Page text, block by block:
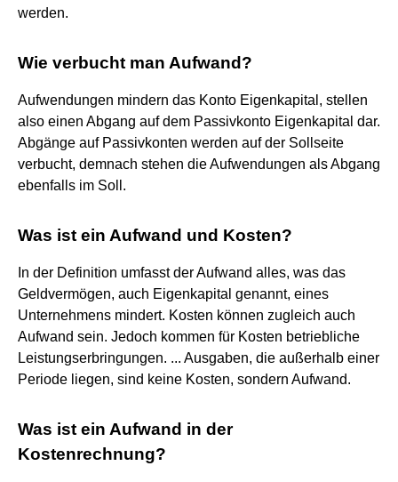
werden.
Wie verbucht man Aufwand?
Aufwendungen mindern das Konto Eigenkapital, stellen
also einen Abgang auf dem Passivkonto Eigenkapital dar.
Abgänge auf Passivkonten werden auf der Sollseite
verbucht, demnach stehen die Aufwendungen als Abgang
ebenfalls im Soll.
Was ist ein Aufwand und Kosten?
In der Definition umfasst der Aufwand alles, was das
Geldvermögen, auch Eigenkapital genannt, eines
Unternehmens mindert. Kosten können zugleich auch
Aufwand sein. Jedoch kommen für Kosten betriebliche
Leistungserbringungen. ... Ausgaben, die außerhalb einer
Periode liegen, sind keine Kosten, sondern Aufwand.
Was ist ein Aufwand in der
Kostenrechnung?